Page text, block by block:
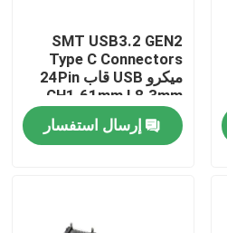
SMT USB3.2 GEN2
Type C Connectors
ميكرو USB قاب 24Pin
CH1.61mm L8.3mm
إرسال استفسار